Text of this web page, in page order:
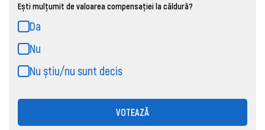
Ești mulțumit de valoarea compensației la căldură?
Da
Nu
Nu știu/nu sunt decis
VOTEAZĂ